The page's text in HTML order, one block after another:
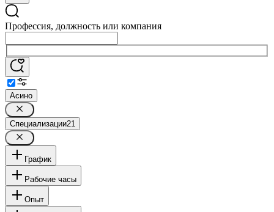
Профессия, должность или компания
Асино
Специализации21
График
Рабочие часы
Опыт